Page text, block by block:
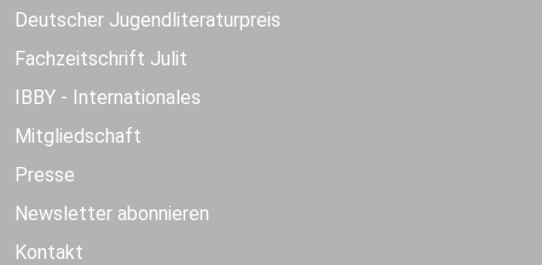
Deutscher Jugendliteraturpreis
Fachzeitschrift Julit
IBBY - Internationales
Mitgliedschaft
Presse
Newsletter abonnieren
Kontakt